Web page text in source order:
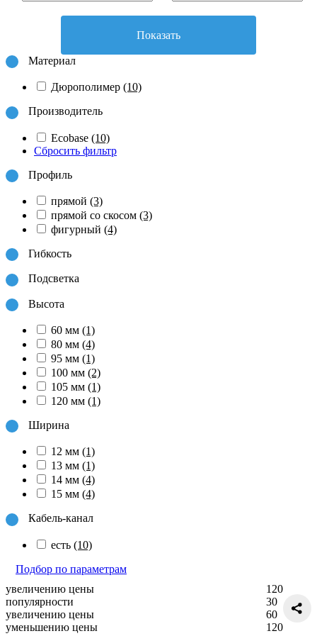
Показать
Материал
Дюрополимер (10)
Производитель
Ecobase (10)
Сбросить фильтр
Профиль
прямой (3)
прямой со скосом (3)
фигурный (4)
Гибкость
Подсветка
Высота
60 мм (1)
80 мм (4)
95 мм (1)
100 мм (2)
105 мм (1)
120 мм (1)
Ширина
12 мм (1)
13 мм (1)
14 мм (4)
15 мм (4)
Кабель-канал
есть (10)
Подбор по параметрам
увеличению цены
популярности
увеличению цены
уменьшению цены
120
30
60
120